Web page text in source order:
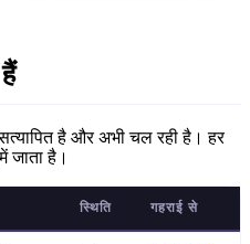
है और अभी चल रही है। हर
जाता है।
स्थिति गहराई से